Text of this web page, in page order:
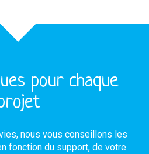
pour chaque
nous vous conseillons les
fonction du support, de votre